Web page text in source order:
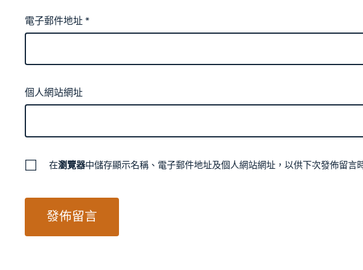
電子郵件地址*
個人網站網址
在瀏覽器中儲存顯示名稱、電子郵件地址及個人網站網址，以供下次發佈留言